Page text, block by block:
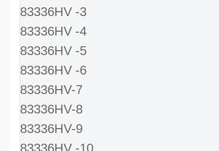
83336HV -3
83336HV -4
83336HV -5
83336HV -6
83336HV-7
83336HV-8
83336HV-9
83336HV -10